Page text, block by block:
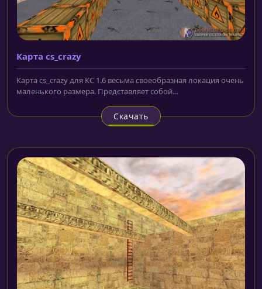
Карта cs_crazy
Карта cs_crazy для КС 1.6 весьма своеобразная локация очень
маленького размера. Представляет собой...
Скачать